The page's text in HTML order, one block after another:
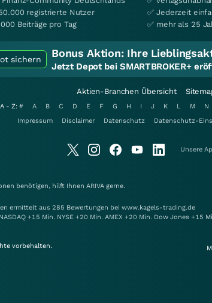
registrierte Nutzer
Beiträge pro Tag
✅ Jederzeit
✅ mehr als 25
sichern Bonus Aktion: Ihre
Jetzt Depot bei SMARTBROKER+
Aktien-Branchen Übersicht
- Z: # A B C D E F G H I J K L M N
Impressum
Disclaimer Datenschutz Datenschutz-
Unsere
benötigen, hilft Ihnen ARIVA gerne.
ermittelt aus 285 Bewertungen bei www.kagels-trading.de
+15 Min. NYSE +20 Min. AMEX +20 Min. Dow Jones +15
vorbehalten.